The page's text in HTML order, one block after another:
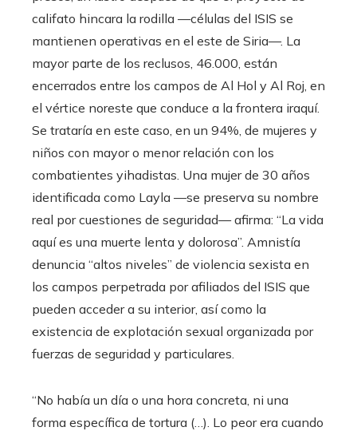
califato hincara la rodilla —células del ISIS se
mantienen operativas en el este de Siria—. La
mayor parte de los reclusos, 46.000, están
encerrados entre los campos de Al Hol y Al Roj, en
el vértice noreste que conduce a la frontera iraquí.
Se trataría en este caso, en un 94%, de mujeres y
niños con mayor o menor relación con los
combatientes yihadistas. Una mujer de 30 años
identificada como Layla —se preserva su nombre
real por cuestiones de seguridad— afirma: “La vida
aquí es una muerte lenta y dolorosa”. Amnistía
denuncia “altos niveles” de violencia sexista en
los campos perpetrada por afiliados del ISIS que
pueden acceder a su interior, así como la
existencia de explotación sexual organizada por
fuerzas de seguridad y particulares.
“No había un día o una hora concreta, ni una
forma específica de tortura (…). Lo peor era cuando